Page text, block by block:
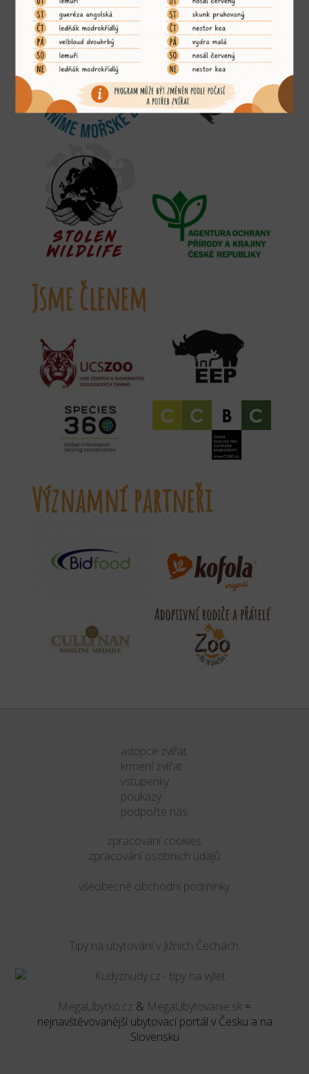
Podporujeme
Jsme členem
Významní partneři
adopce zvířat
krmení zvířat
vstupenky
poukazy
podpořte nás
zpracování cookies
zpracování osobních údajů
všeobecné obchodní podmínky
Tipy na ubytování v Jižních Čechách.
MegaUbytko.cz & MegaUbytovanie.sk =
nejnavštěvovanější ubytovací portál v Česku a na
Slovensku